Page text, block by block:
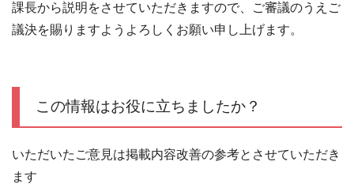
課長から説明をさせていただきますので、ご審議のうえご
議決を賜りますようよろしくお願い申し上げます。
この情報はお役に立ちましたか？
いただいたご意見は掲載内容改善の参考とさせていただき
ます